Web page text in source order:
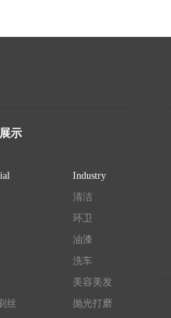
示
丝
Industry
清洁
环卫
油漆
洗车
美容美发
抛光打磨